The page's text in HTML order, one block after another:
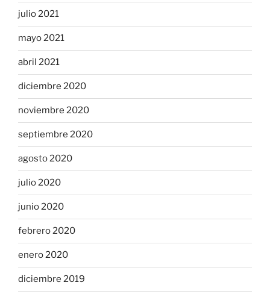
julio 2021
mayo 2021
abril 2021
diciembre 2020
noviembre 2020
septiembre 2020
agosto 2020
julio 2020
junio 2020
febrero 2020
enero 2020
diciembre 2019